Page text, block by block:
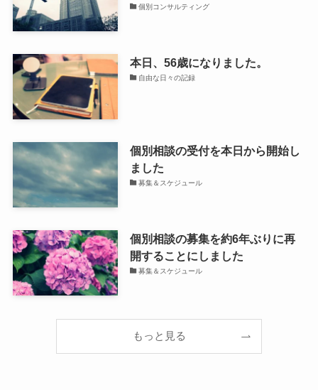
個別コンサルティング
本日、56歳になりました。
自由な日々の記録
個別相談の受付を本日から開始し
ました
募集＆スケジュール
個別相談の募集を約6年ぶりに再
開することにしました
募集＆スケジュール
もっと見る